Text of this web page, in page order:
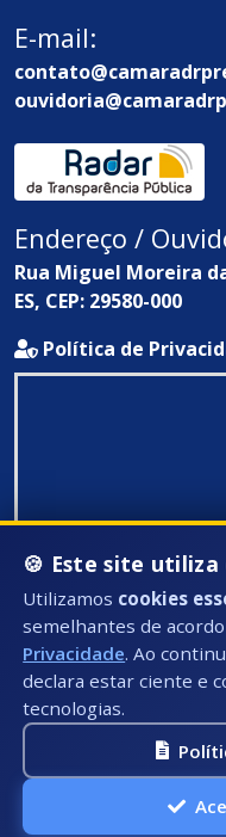
E-mail:
Endereço /
Rua Miguel Moreira
ES, CEP: 29580-000
Política de
Todos
🍪 Este site utiliza
Utilizamos cookies
semelhantes de
Privacidade. Ao
declara estar ciente e
tecnologias.